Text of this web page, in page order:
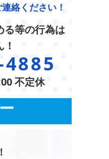
絡ください！
る等の行為は
不定休